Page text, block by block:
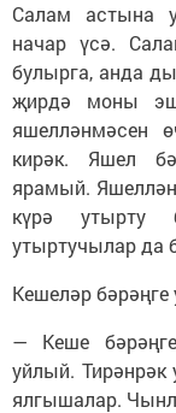
Салам астына
начар үсә.
булырга, анда
җирдә моны
яшелләнмәсен
кирәк. Яшел
ярамый.
күрә утырту
утыртучылар да
Кешеләр
— Кеше
уйлый. Тирәнрәк
ялгышалар.